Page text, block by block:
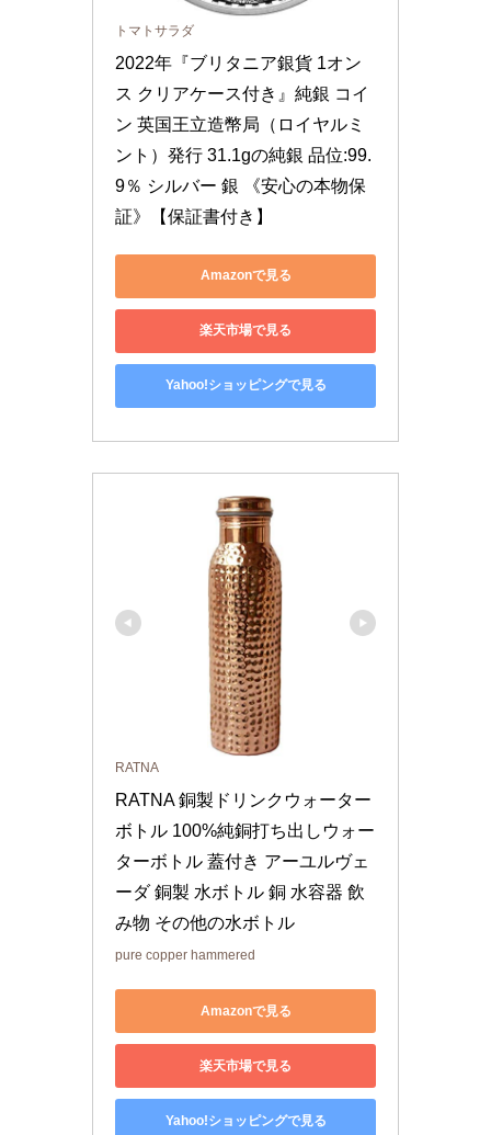
トマトサラダ
2022年『ブリタニア銀貨 1オン
ス クリアケース付き』純銀 コイ
ン 英国王立造幣局（ロイヤルミ
ント）発行 31.1gの純銀 品位:99.
9％ シルバー 銀 《安心の本物保
証》【保証書付き】
Amazonで見る
楽天市場で見る
Yahoo!ショッピングで見る
RATNA
RATNA 銅製ドリンクウォーター
ボトル 100%純銅打ち出しウォー
ターボトル 蓋付き アーユルヴェ
ーダ 銅製 水ボトル 銅 水容器 飲
み物 その他の水ボトル
pure copper hammered
Amazonで見る
楽天市場で見る
Yahoo!ショッピングで見る